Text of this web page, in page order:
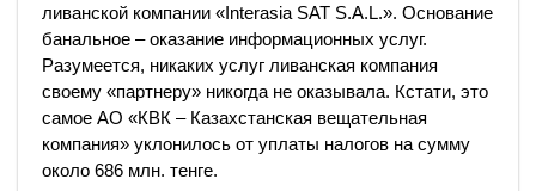
ливанской компании «Interasia SAT S.A.L.». Основание
банальное – оказание информационных услуг.
Разумеется, никаких услуг ливанская компания
своему «партнеру» никогда не оказывала. Кстати, это
самое АО «КВК – Казахстанская вещательная
компания» уклонилось от уплаты налогов на сумму
около 686 млн. тенге.